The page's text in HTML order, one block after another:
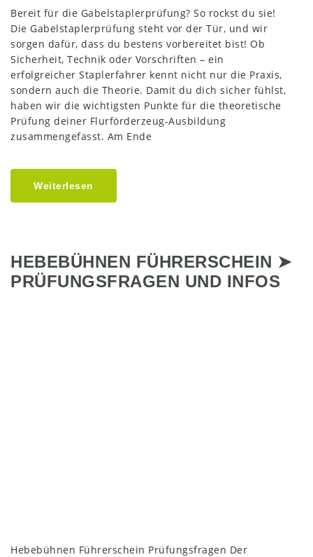
Bereit für die Gabelstaplerprüfung? So rockst du sie!
Die Gabelstaplerprüfung steht vor der Tür, und wir
sorgen dafür, dass du bestens vorbereitet bist! Ob
Sicherheit, Technik oder Vorschriften – ein
erfolgreicher Staplerfahrer kennt nicht nur die Praxis,
sondern auch die Theorie. Damit du dich sicher fühlst,
haben wir die wichtigsten Punkte für die theoretische
Prüfung deiner Flurförderzeug-Ausbildung
zusammengefasst. Am Ende
Weiterlesen
HEBEBÜHNEN FÜHRERSCHEIN ➤
PRÜFUNGSFRAGEN UND INFOS
Hebebühnen Führerschein Prüfungsfragen Der